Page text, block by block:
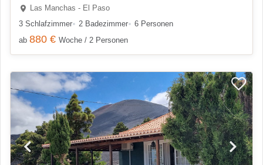
Las Manchas - El Paso
3 Schlafzimmer
2 Badezimmer
6 Personen
ab 880 € Woche / 2 Personen